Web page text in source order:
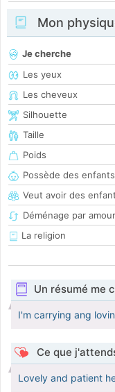
Mon
Je cherche
Les yeux
Les cheveux
Silhouette
Taille
Poids
Possède des enfants
Veut avoir des
Déménage par amour
La religion
Un résumé me
I'm carrying ang
Ce que
Lovely and patient